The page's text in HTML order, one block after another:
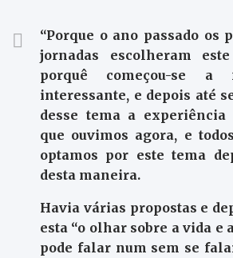
“Porque o ano passado os
jornadas escolheram
porquê começou-se
interessante, e depois até
desse tema a experiência
que ouvimos agora, e
optamos por este tema
desta maneira.
Havia várias propostas e
esta “o olhar sobre a vida e
pode falar num sem se